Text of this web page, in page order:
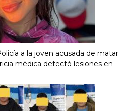
a la joven acusada de matar
médica detectó lesiones en